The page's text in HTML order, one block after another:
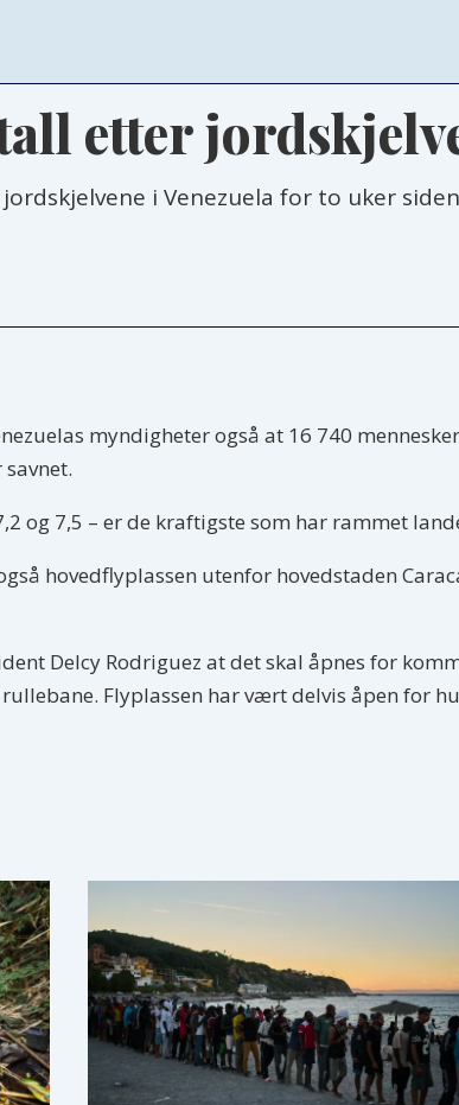
etter
i Venezuela for to uker
myndigheter også at 16 740
og 7,5 – er de kraftigste som har rammet
hovedflyplassen utenfor hovedstaden
Delcy Rodriguez at det skal åpnes for
Flyplassen har vært delvis åpen for